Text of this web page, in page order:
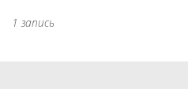
1 запись